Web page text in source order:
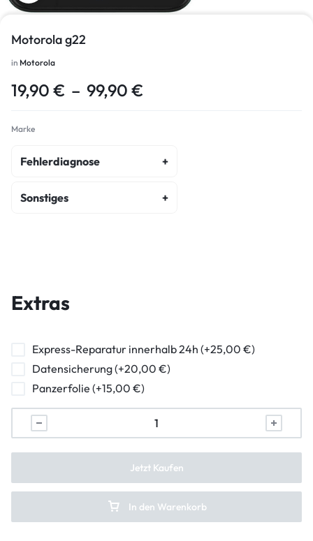
Motorola g22
in Motorola
19,90 € – 99,90 €
Marke
Fehlerdiagnose
fehlerdiagnose
Sonstiges
ladebuchse-reparatur
lautstarkeregler-reparatur
mikrofon-reparatur
backcover-reparatur
frontkamera-reparatur
hauptkamera-reparatur
kameraglasreparatur
Extras
Express-Reparatur innerhalb 24h (+25,00 €)
Datensicherung (+20,00 €)
Panzerfolie (+15,00 €)
In den Warenkorb
Jetzt Kaufen